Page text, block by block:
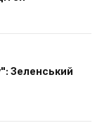
Зеленський